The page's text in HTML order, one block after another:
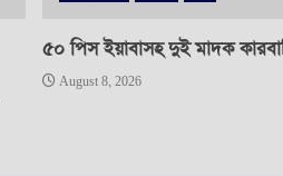
৫০ পিস ইয়াবাসহ দুই মাদক
August 8, 2026